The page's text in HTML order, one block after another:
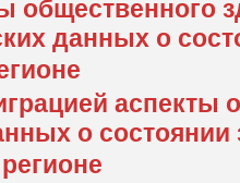
общественного
данных о
аспекты
о